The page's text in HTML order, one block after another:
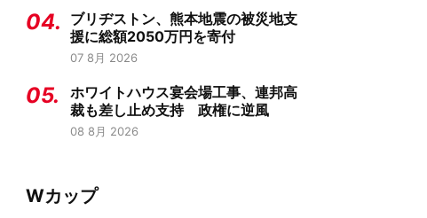
04.
ブリヂストン、熊本地震の被災地支
援に総額2050万円を寄付
07 8月 2026
05.
ホワイトハウス宴会場工事、連邦高
裁も差し止め支持 政権に逆風
08 8月 2026
Wカップ